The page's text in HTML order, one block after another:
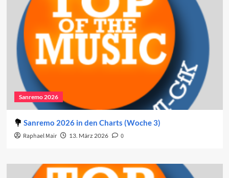
Sanremo 2026
Sanremo 2026 in den Charts (Woche 3)
Raphael Mair 13. März 2026 0